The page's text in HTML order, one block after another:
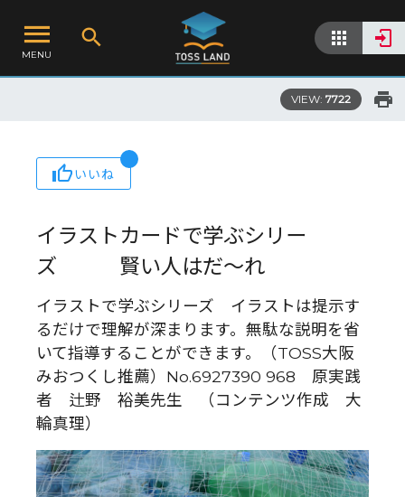
MENU
VIEW: 7722
いいね
イラストカードで学ぶシリー
ズ 賢い人はだ～れ
イラストで学ぶシリーズ イラストは提示す
るだけで理解が深まります。無駄な説明を省
いて指導することができます。（TOSS大阪
みおつくし推薦）No.6927390 968 原実践
者 辻野 裕美先生 （コンテンツ作成 大
輪真理）